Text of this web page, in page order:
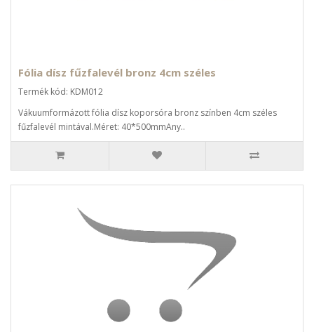
Fólia dísz fűzfalevél bronz 4cm széles
Termék kód: KDM012
Vákuumformázott fólia dísz koporsóra bronz színben 4cm széles
fűzfalevél mintával.Méret: 40*500mmAny..